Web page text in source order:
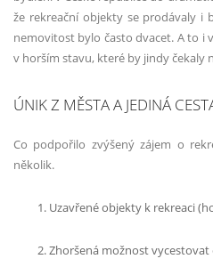
že rekreační objekty se prodávaly i
nemovitost bylo často dvacet. A to i
v horším stavu, které by jindy čekaly
ÚNIK Z MĚSTA A JEDINÁ
Co podpořilo zvýšený zájem o
několik.
Uzavřené objekty k rekreaci
Zhoršená možnost